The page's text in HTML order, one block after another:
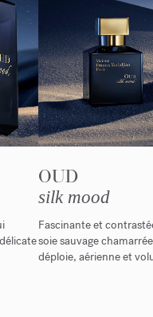
OUD
silk mood
Fascinante et
soie sauvage
déploie, aérienne et